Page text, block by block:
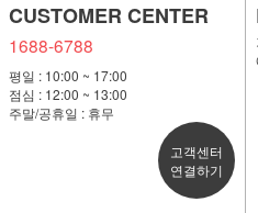
CUSTOMER CENTER
1688-6788
평일 : 10:00 ~ 17:00
점심 : 12:00 ~ 13:00
주말/공휴일 : 휴무
고객센터
연결하기